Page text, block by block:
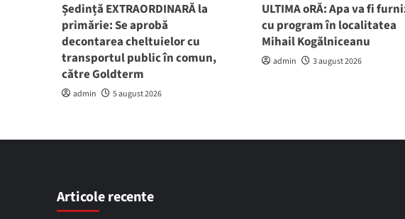
Ședință EXTRAORDINARĂ la
primărie: Se aprobă
decontarea cheltuielor cu
transportul public în comun,
către Goldterm
admin 5 august 2026
ULTIMA oRĂ: Apa va fi
cu program în localitatea
Mihail Kogălniceanu
admin 3 august 2026
Articole recente